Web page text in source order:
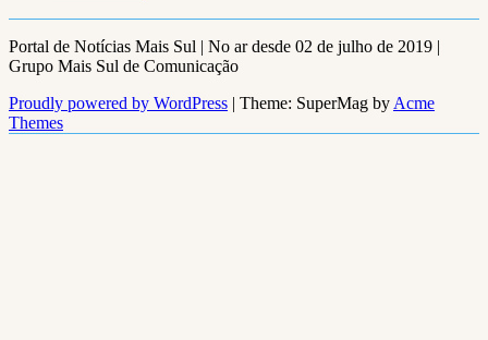
Portal de Notícias Mais Sul | No ar desde 02 de julho de 2019 |
Grupo Mais Sul de Comunicação
Proudly powered by WordPress | Theme: SuperMag by Acme
Themes